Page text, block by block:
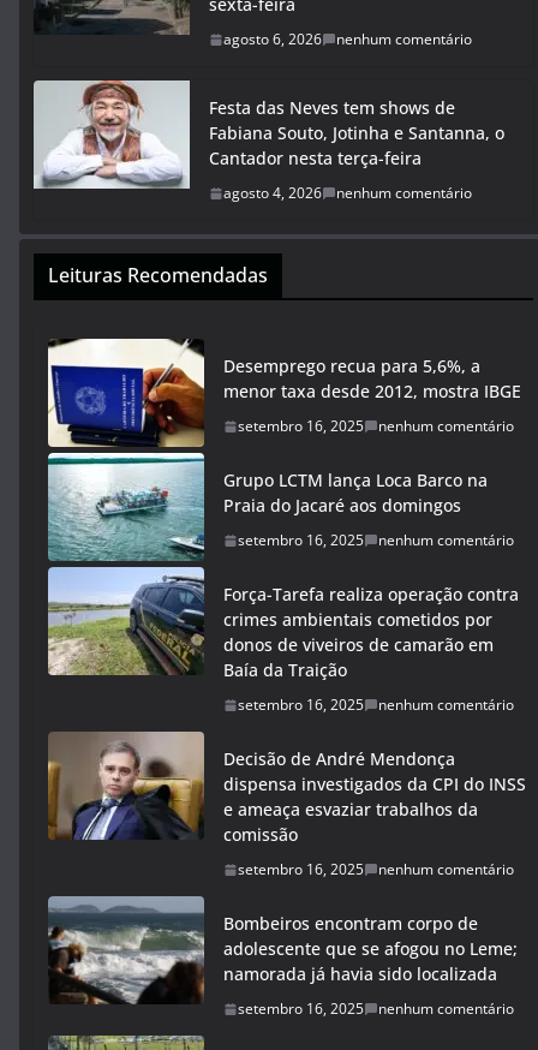
sexta-feira
agosto 6, 2026 nenhum comentário
Festa das Neves tem shows de
Fabiana Souto, Jotinha e Santanna, o
Cantador nesta terça-feira
agosto 4, 2026 nenhum comentário
Leituras Recomendadas
Desemprego recua para 5,6%, a
menor taxa desde 2012, mostra IBGE
setembro 16, 2025 nenhum comentário
Grupo LCTM lança Loca Barco na
Praia do Jacaré aos domingos
setembro 16, 2025 nenhum comentário
Força-Tarefa realiza operação contra
crimes ambientais cometidos por
donos de viveiros de camarão em
Baía da Traição
setembro 16, 2025 nenhum comentário
Decisão de André Mendonça
dispensa investigados da CPI do INSS
e ameaça esvaziar trabalhos da
comissão
setembro 16, 2025 nenhum comentário
Bombeiros encontram corpo de
adolescente que se afogou no Leme;
namorada já havia sido localizada
setembro 16, 2025 nenhum comentário